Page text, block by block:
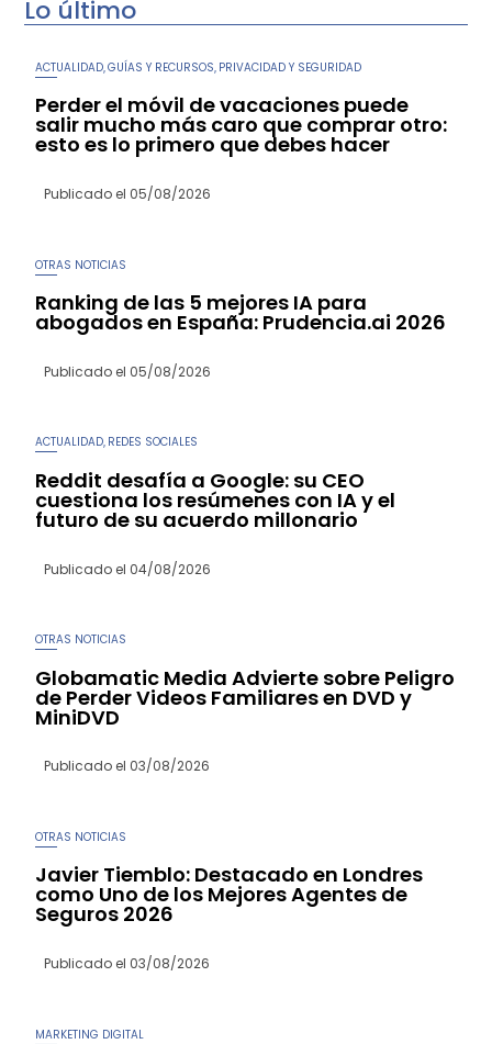
Lo último
ACTUALIDAD ,GUÍAS Y RECURSOS PRIVACIDAD Y SEGURIDAD
Perder el móvil de vacaciones puede
salir mucho más caro que comprar otro:
esto es lo primero que debes hacer
Publicado el 05/08/2026
OTRAS NOTICIAS
Ranking de las 5 mejores IA para
abogados en España: Prudencia.ai 2026
Publicado el 05/08/2026
ACTUALIDAD, REDES SOCIALES
Reddit desafía a Google: su CEO
cuestiona los resúmenes con IA y el
futuro de su acuerdo millonario
Publicado el 04/08/2026
OTRAS NOTICIAS
Globamatic Media Advierte sobre Peligro
de Perder Videos Familiares en DVD y
MiniDVD
Publicado el 03/08/2026
OTRAS NOTICIAS
Javier Tiemblo: Destacado en Londres
como Uno de los Mejores Agentes de
Seguros 2026
Publicado el 03/08/2026
MARKETING DIGITAL